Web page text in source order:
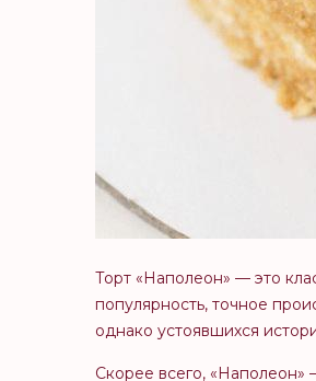
Торт «Наполеон» — это
популярность, точное
однако устоявшихся
Скорее всего, «Наполеон»